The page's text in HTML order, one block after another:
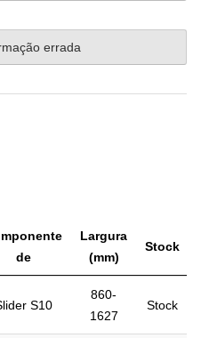
errada
de
Largura
(mm)
Stock
S10
860-
1627
Stock